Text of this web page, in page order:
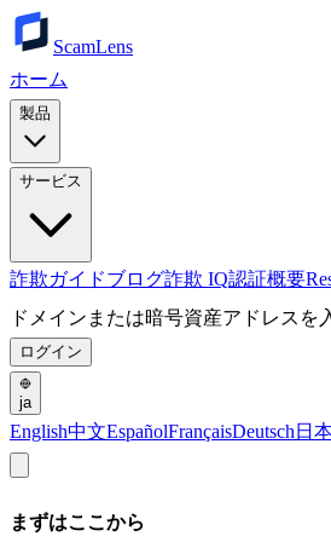
ScamLens
ホーム
製品
サービス
詐欺ガイドブログ詐欺 IQ認証概要
ドメインまたは暗号資産アドレスを
ログイン
ja
English中文EspañolFrançaisDeutsch 日
まずはここから